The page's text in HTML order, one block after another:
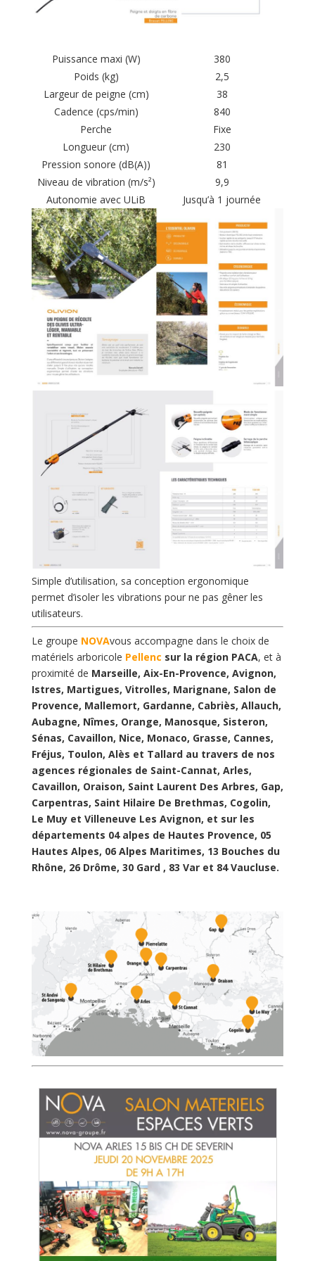
Puissance maxi (W)
380
Poids (kg)
2,5
Largeur de peigne (cm)
38
Cadence (cps/min)
840
Perche
Fixe
Longueur (cm)
230
Pression sonore (dB(A))
81
Niveau de vibration (m/s²)
9,9
Autonomie avec ULiB
Jusqu’à 1 journée
Simple d’utilisation, sa conception ergonomique
permet d’isoler les vibrations pour ne pas gêner les
utilisateurs.
Le groupe NOVAvous accompagne dans le choix de
matériels arboricole Pellenc sur la région PACA, et à
proximité de Marseille, Aix-En-Provence, Avignon,
Istres, Martigues, Vitrolles, Marignane, Salon de
Provence, Mallemort, Gardanne, Cabriès, Allauch,
Aubagne, Nîmes, Orange, Manosque, Sisteron,
Sénas, Cavaillon, Nice, Monaco, Grasse, Cannes,
Fréjus, Toulon, Alès et Tallard au travers de nos
agences régionales de Saint-Cannat, Arles,
Cavaillon, Oraison, Saint Laurent Des Arbres, Gap,
Carpentras, Saint Hilaire De Brethmas, Cogolin,
Le Muy et Villeneuve Les Avignon, et sur les
départements 04 alpes de Hautes Provence, 05
Hautes Alpes, 06 Alpes Maritimes, 13 Bouches du
Rhône, 26 Drôme, 30 Gard , 83 Var et 84 Vaucluse.